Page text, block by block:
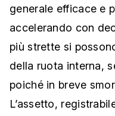
generale efficace e
accelerando con
più strette si
della ruota interna,
poiché in breve
L’assetto,